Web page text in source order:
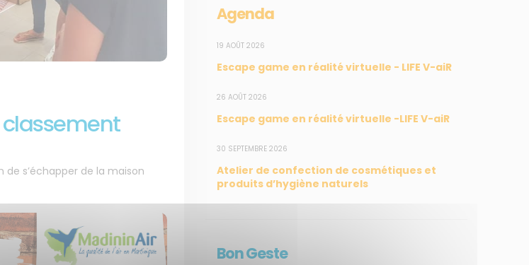
s’échapper de la maison
Agenda
19 AOÛT 2026
Escape game en réalité virtuelle - LIFE V-aiR
26 AOÛT 2026
Escape game en réalité virtuelle -LIFE V-aiR
30 SEPTEMBRE 2026
Atelier de confection de cosmétiques et
produits d’hygiène naturels
Bon Geste